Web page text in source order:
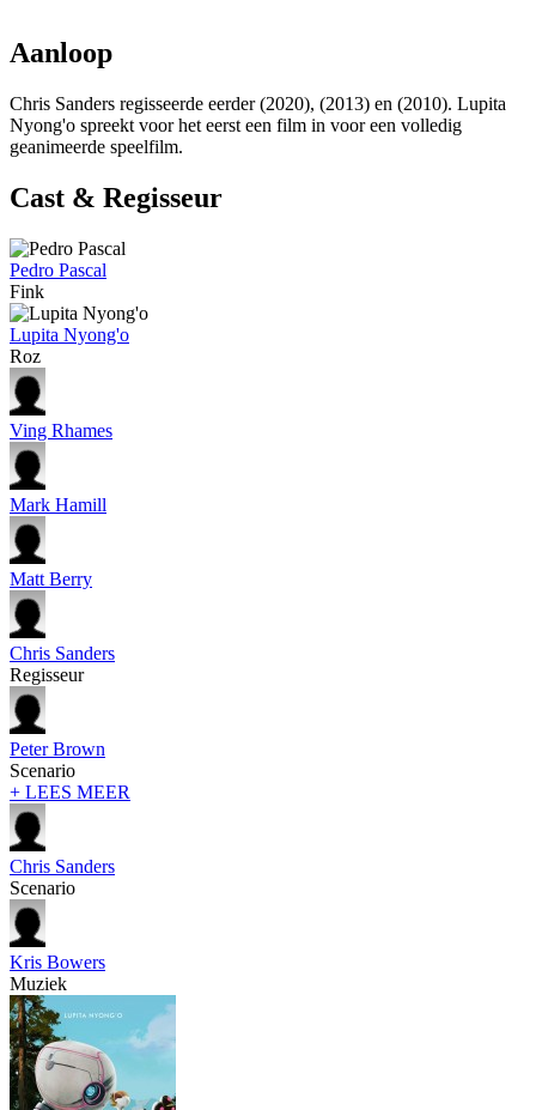
Aanloop
Chris Sanders regisseerde eerder(2020), (2013) en (2010). Lupita
Nyong'o spreekt voor het eerst een film in voor een volledig
geanimeerde speelfilm.
Cast & Regisseur
Pedro Pascal
Fink
Lupita Nyong'o
Roz
Ving Rhames
Mark Hamill
Matt Berry
Chris Sanders
Regisseur
Peter Brown
Scenario
+ LEES MEER
Chris Sanders
Scenario
Kris Bowers
Muziek